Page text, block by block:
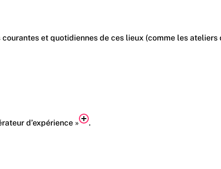
et quotidiennes de ces lieux (comme les ateliers
d’expérience » .